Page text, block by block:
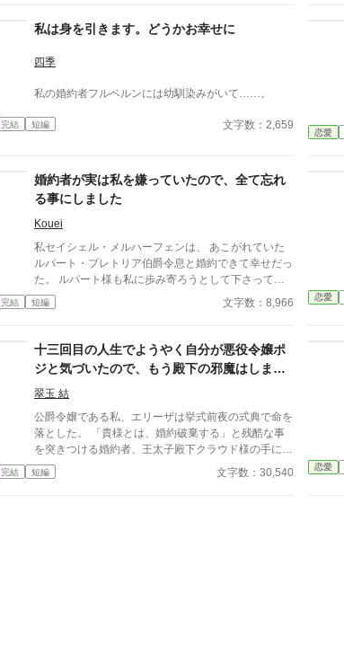
アはつい好奇心に負けて、夫へ薬を飲ませてしまう。
すると、あら不思議。 いつもは浮ついた言葉な
んて口にしない夫が、とんでもなく甘い言葉を口にし
ださい。私のスイートハニーは君だけなんです」 (誰
お話です。深く考えちゃダメです！少しでも笑ってい
私は身を引きます。どうかお幸せに
四季
私の婚約者フルベルンには幼馴染みがいて……。
完結 短編 文字数：2,659
恋愛
婚約者が実は私を嫌っていたので、全て忘れ
る事にしました
Kouei
私セイシェル・メルハーフェンは、 あこがれていた
ルパート・プレトリア伯爵令息と婚約できて幸せだっ
た。 ルパート様も私に歩み寄ろうとして下さってい
る。 けれど私は聞いてしまった。ルパート様の本音
を。 『我慢するしかない』 『彼女といると疲れる』
思っていたの？ だから私は決めました。 あなたを忘
れようと… ※この作品は、他投稿サイトにも公開し
ています。
完結 短編 文字数：8,966 恋愛
十三回目の人生でようやく自分が悪役令嬢ポ
ジと気づいたので、もう殿下の邪魔はしませ
んから構わないで下さい！
翠玉 結
公爵令嬢である私、エリーザは挙式前夜の式典で命を
落とした。 「貴様とは、婚約破棄する」と残酷な事
を突きつける婚約者、王太子殿下クラウド様の手によ
って。 そしてそれが一度ではなく、何度も繰り返し
ていることに気が付いたのは〖十三回目〗の人生。
完結 短編 文字数：30,540 恋愛